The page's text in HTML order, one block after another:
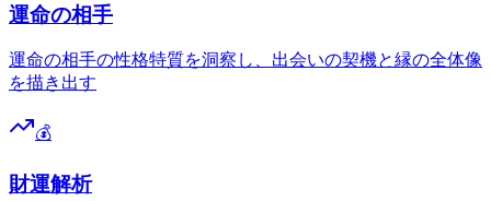
運命の相手
運命の相手の性格特質を洞察し、出会いの契機と縁の全体像
を描き出す
💰
財運解析